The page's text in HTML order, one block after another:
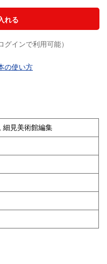
れる
インで利用可能）
の使い方
細見美術館編集